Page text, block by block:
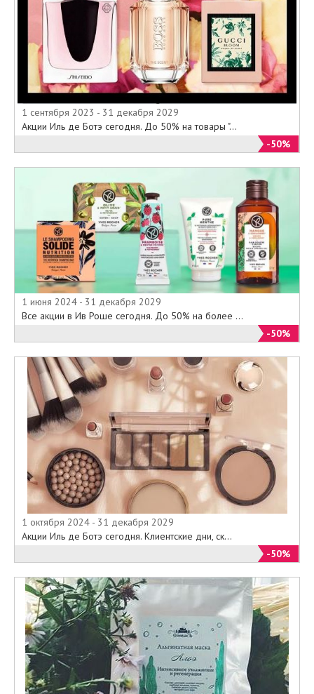
1 сентября 2023 - 31 декабря 2029
Акции Иль де Ботэ сегодня. До 50% на товары "...
-50%
1 июня 2024 - 31 декабря 2029
Все акции в Ив Роше сегодня. До 50% на более ...
-50%
1 октября 2024 - 31 декабря 2029
Акции Иль де Ботэ сегодня. Клиентские дни, ск...
-50%